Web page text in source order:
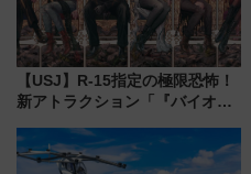
【USJ】R-15指定の極限恐怖！
新アトラクション「『バイオハ
ブ」今秋登場 ―予測不能の恐
怖に泣き叫べ―